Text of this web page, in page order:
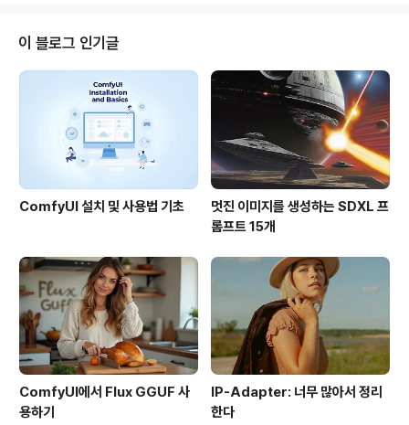
청 여기를 보세요.FAA, 달라스 공항에서 드론 감지 기술
시험중시애틀의 Wibotic, 드론 무선 충전기술3DR 펀딩
중. 데이터 플랫폼으로 살아남아야?골프 스타, 결혼식에 앤
티드론 기술 사용노르웨이 GRIFF Aviation의 초대형 드
론... 플로리다에 공장오픈드론이 우리의 미래를 바꿀 것. -
17가지씨게이트..
이 블로그 인기글
ComfyUI 설치 및 사용법 기초
멋진 이미지를 생성하는 SDXL 프
롬프트 15개
ComfyUI에서 Flux GGUF 사
용하기
IP-Adapter: 너무 많아서 정리
한다